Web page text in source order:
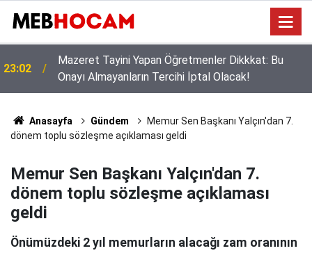
21:01
KDK İstedi, Danıştay İptal Etti: MEB'in Proje Okulu
Atamalarında 'Somut Ölçüt' Zorunluluğu
Anasayfa Gündem
Memur Sen Başkanı Yalçın'dan 7.
dönem toplu sözleşme açıklaması geldi
Memur Sen Başkanı Yalçın'dan 7.
dönem toplu sözleşme açıklaması
geldi
Önümüzdeki 2 yıl memurların alacağı zam oranının